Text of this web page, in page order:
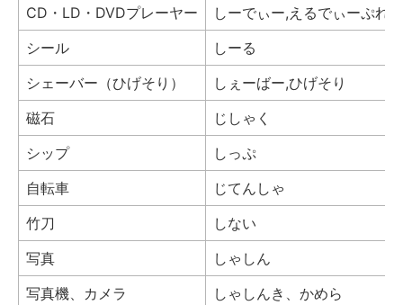
CD・LD・DVDプレーヤー
しーでぃー,えるでぃーぷれ
シール
しーる
シェーバー（ひげそり）
しぇーばー,ひげそり
磁石
じしゃく
シップ
しっぷ
自転車
じてんしゃ
竹刀
しない
写真
しゃしん
写真機、カメラ
しゃしんき、かめら